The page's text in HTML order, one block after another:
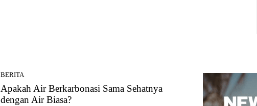
BERITA
Apakah Air Berkarbonasi Sama Sehatnya
dengan Air Biasa?